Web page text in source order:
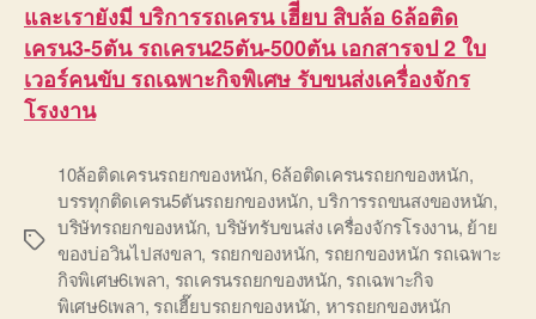
และเรายังมี บริการรถเครน เฮีียบ สิบล้อ 6ล้อติด
เครน3-5ตัน รถเครน25ตัน-500ตัน เอกสารจป 2 ใบ
เวอร์คนขับ รถเฉพาะกิจพิเศษ รับขนส่งเครื่องจักร
โรงงาน
Tags
10ล้อติดเครนรถยกของหนัก,6ล้อติดเครนรถยกของหนัก,
บรรทุกติดเครน5ตันรถยกของหนัก,บริการรถขนสงของหนัก,
บริษัทรถยกของหนัก, บริษัทรับขนส่ง เครื่องจักรโรงงาน, ย้าย
ของบ่อวินไปสงขลา, รถยกของหนัก, รถยกของหนัก รถเฉพาะ
กิจพิเศษ6เพลา, รถเครนรถยกของหนัก, รถเฉพาะกิจ
พิเศษ6เพลา, รถเฮี๊ยบรถยกของหนัก, หารถยกของหนัก